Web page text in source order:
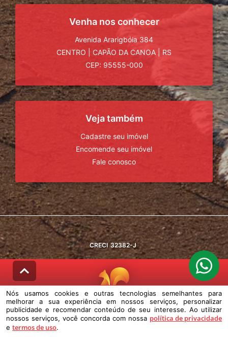
Venha nos conhecer
Avenida Ararigbóia 384
CENTRO
CAPÃO DA CANOA
RS
CEP: 95555-000
Veja também
Cadastre seu imóvel
Encomende seu imóvel
Fale conosco
CRECI 32382-J
© DESENVOLVIDO PELAAGIL.NET
Nós usamos cookies e outras tecnologias semelhantes para melhorar a
sua experiência em nossos serviços, personalizar publicidade e
Nós usamos cookies e outras tecnologias semelhantes para
melhorar a sua experiência em nossos serviços, personalizar
publicidade e recomendar conteúdo de seu interesse. Ao utilizar
nossos serviços, você concorda com nossa política de privacidade
e termos de uso.